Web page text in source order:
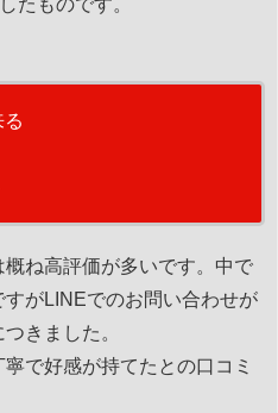
たものです。
る
ね高評価が多いです。中で
がLINEでのお問い合わせが
きました。
で好感が持てたとの口コミ